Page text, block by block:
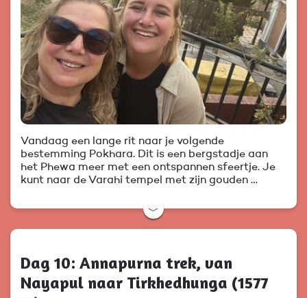
Vandaag een lange rit naar je volgende
bestemming Pokhara. Dit is een bergstadje aan
het Phewa meer met een ontspannen sfeertje. Je
kunt naar de Varahi tempel met zijn gouden …
﹀
Dag 10: Annapurna trek, van
Nayapul naar Tirkhedhunga (1577